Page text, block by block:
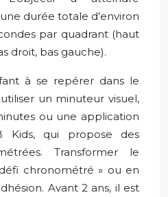
durée totale d’environ
par quadrant (haut
droit, bas gauche).
à se repérer dans le
un minuteur visuel,
ou une application
Kids, qui propose des
Transformer le
chronométré » ou en
Avant 2 ans, il est